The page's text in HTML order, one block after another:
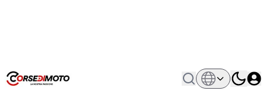
Home Garrett Gerloff